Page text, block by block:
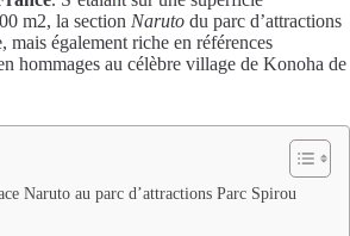
m2, la section Naruto du parc d’attractions
mais également riche en références
hommages au célèbre village de Konoha de
Naruto au parc d’attractions Parc Spirou